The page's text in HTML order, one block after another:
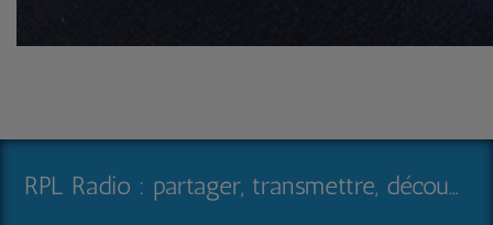
RPL Radio : partager, transmettre, découvrir et surprendre